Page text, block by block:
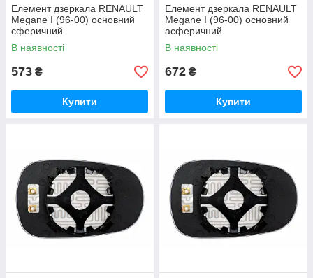
Елемент дзеркала RENAULT
Megane I (96-00) основний
сферичний
В наявності
573 ₴
Купити
Елемент дзеркала RENAULT
Megane I (96-00) основний
асферичний
В наявності
672 ₴
Купити